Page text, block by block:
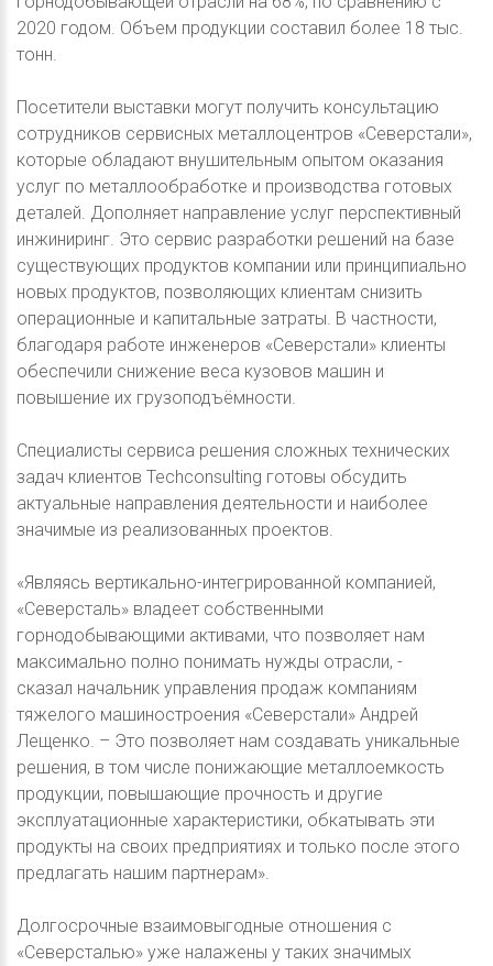
2020 годом. Объем продукции составил более 18 тыс.
тонн.
Посетители выставки могут получить консультацию
сотрудников сервисных металлоцентров «Северстали»,
которые обладают внушительным опытом оказания
услуг по металлообработке и производства готовых
деталей. Дополняет направление услуг перспективный
инжиниринг. Это сервис разработки решений на базе
существующих продуктов компании или принципиально
новых продуктов, позволяющих клиентам снизить
операционные и капитальные затраты. В частности,
благодаря работе инженеров «Северстали» клиенты
обеспечили снижение веса кузовов машин и
повышение их грузоподъёмности.
Специалисты сервиса решения сложных технических
задач клиентов Techconsulting готовы обсудить
актуальные направления деятельности и наиболее
значимые из реализованных проектов.
«Являясь вертикально-интегрированной компанией,
«Северсталь» владеет собственными
горнодобывающими активами, что позволяет нам
максимально полно понимать нужды отрасли, -
сказал начальник управления продаж компаниям
тяжелого машиностроения «Северстали» Андрей
Лещенко. – Это позволяет нам создавать уникальные
решения, в том числе понижающие металлоемкость
продукции, повышающие прочность и другие
эксплуатационные характеристики, обкатывать эти
продукты на своих предприятиях и только после этого
предлагать нашим партнерам».
Долгосрочные взаимовыгодные отношения с
«Северсталью» уже налажены у таких значимых